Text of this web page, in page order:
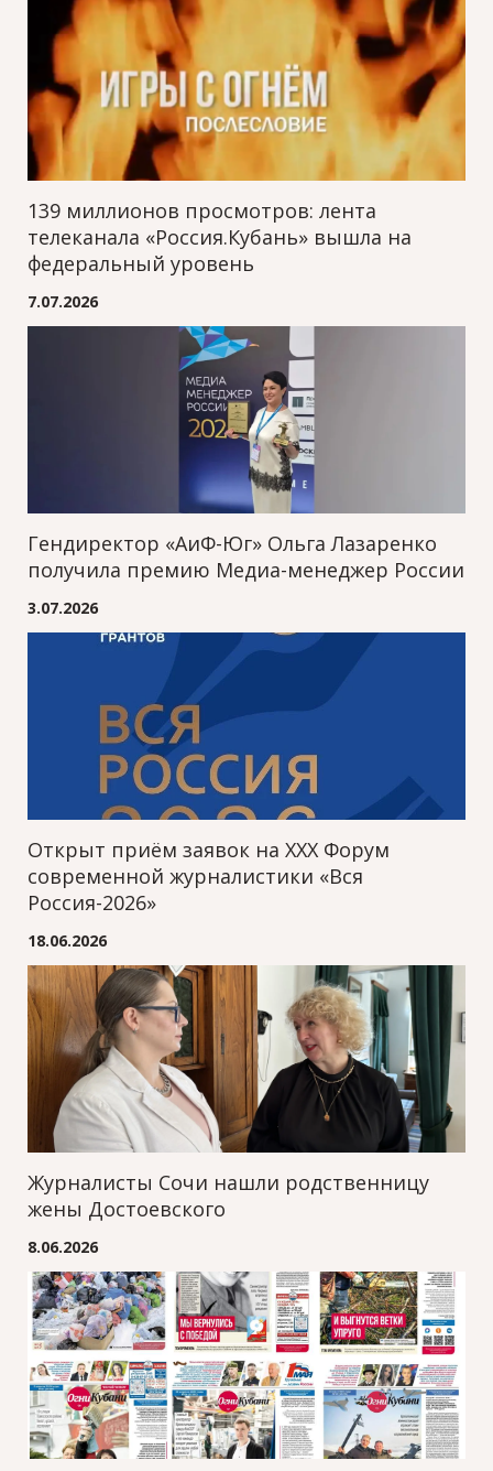
139 миллионов просмотров: лента
телеканала «Россия.Кубань» вышла на
федеральный уровень
7.07.2026
Гендиректор «АиФ-Юг» Ольга Лазаренко
получила премию Медиа-менеджер России
3.07.2026
Открыт приём заявок на XXХ Форум
современной журналистики «Вся
Россия-2026»
18.06.2026
Журналисты Сочи нашли родственницу
жены Достоевского
8.06.2026